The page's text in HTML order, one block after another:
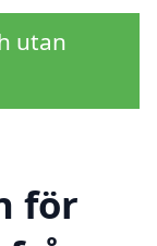
utan
för